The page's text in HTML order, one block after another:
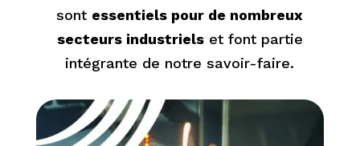
sont essentiels pour de nombreux
secteurs industrielset font partie
intégrante de notre savoir-faire.